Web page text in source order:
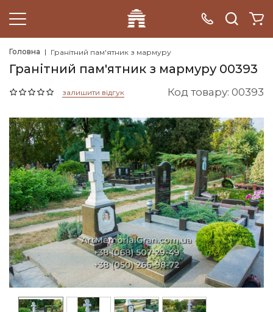
Головна Гранітний пам'ятник з мармуру
Гранітний пам'ятник з мармуру 00393
залишити відгук Код товару: 00393